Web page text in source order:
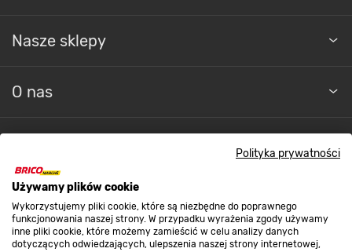
Polityka prywatności
Używamy plików cookie
Wykorzystujemy pliki cookie, które są niezbędne do poprawnego
funkcjonowania naszej strony. W przypadku wyrażenia zgody używamy
inne pliki cookie, które możemy zamieścić w celu analizy danych
dotyczących odwiedzających, ulepszenia naszej strony internetowej,
Nasze sklepy
O nas
Strefa biznesu